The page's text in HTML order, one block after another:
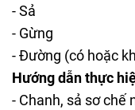
- Sả
- Gừng
- Đường (có hoặc
Hướng dẫn thực
- Chanh, sả sơ chế